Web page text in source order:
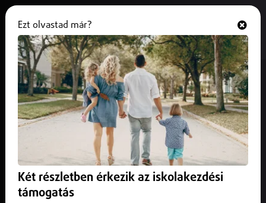
Halálos baleset történt M3-as
autópályán Mezőkövesdnél
Közlekedés infó
Egy ember meghalt, amikor két személyautó összeütközött
virradó éjszaka, a pályát Nyíregyháza irányában lezárták.
Ezt olvastad már?
Két részletben érkezik az iskolakezdési
támogatás